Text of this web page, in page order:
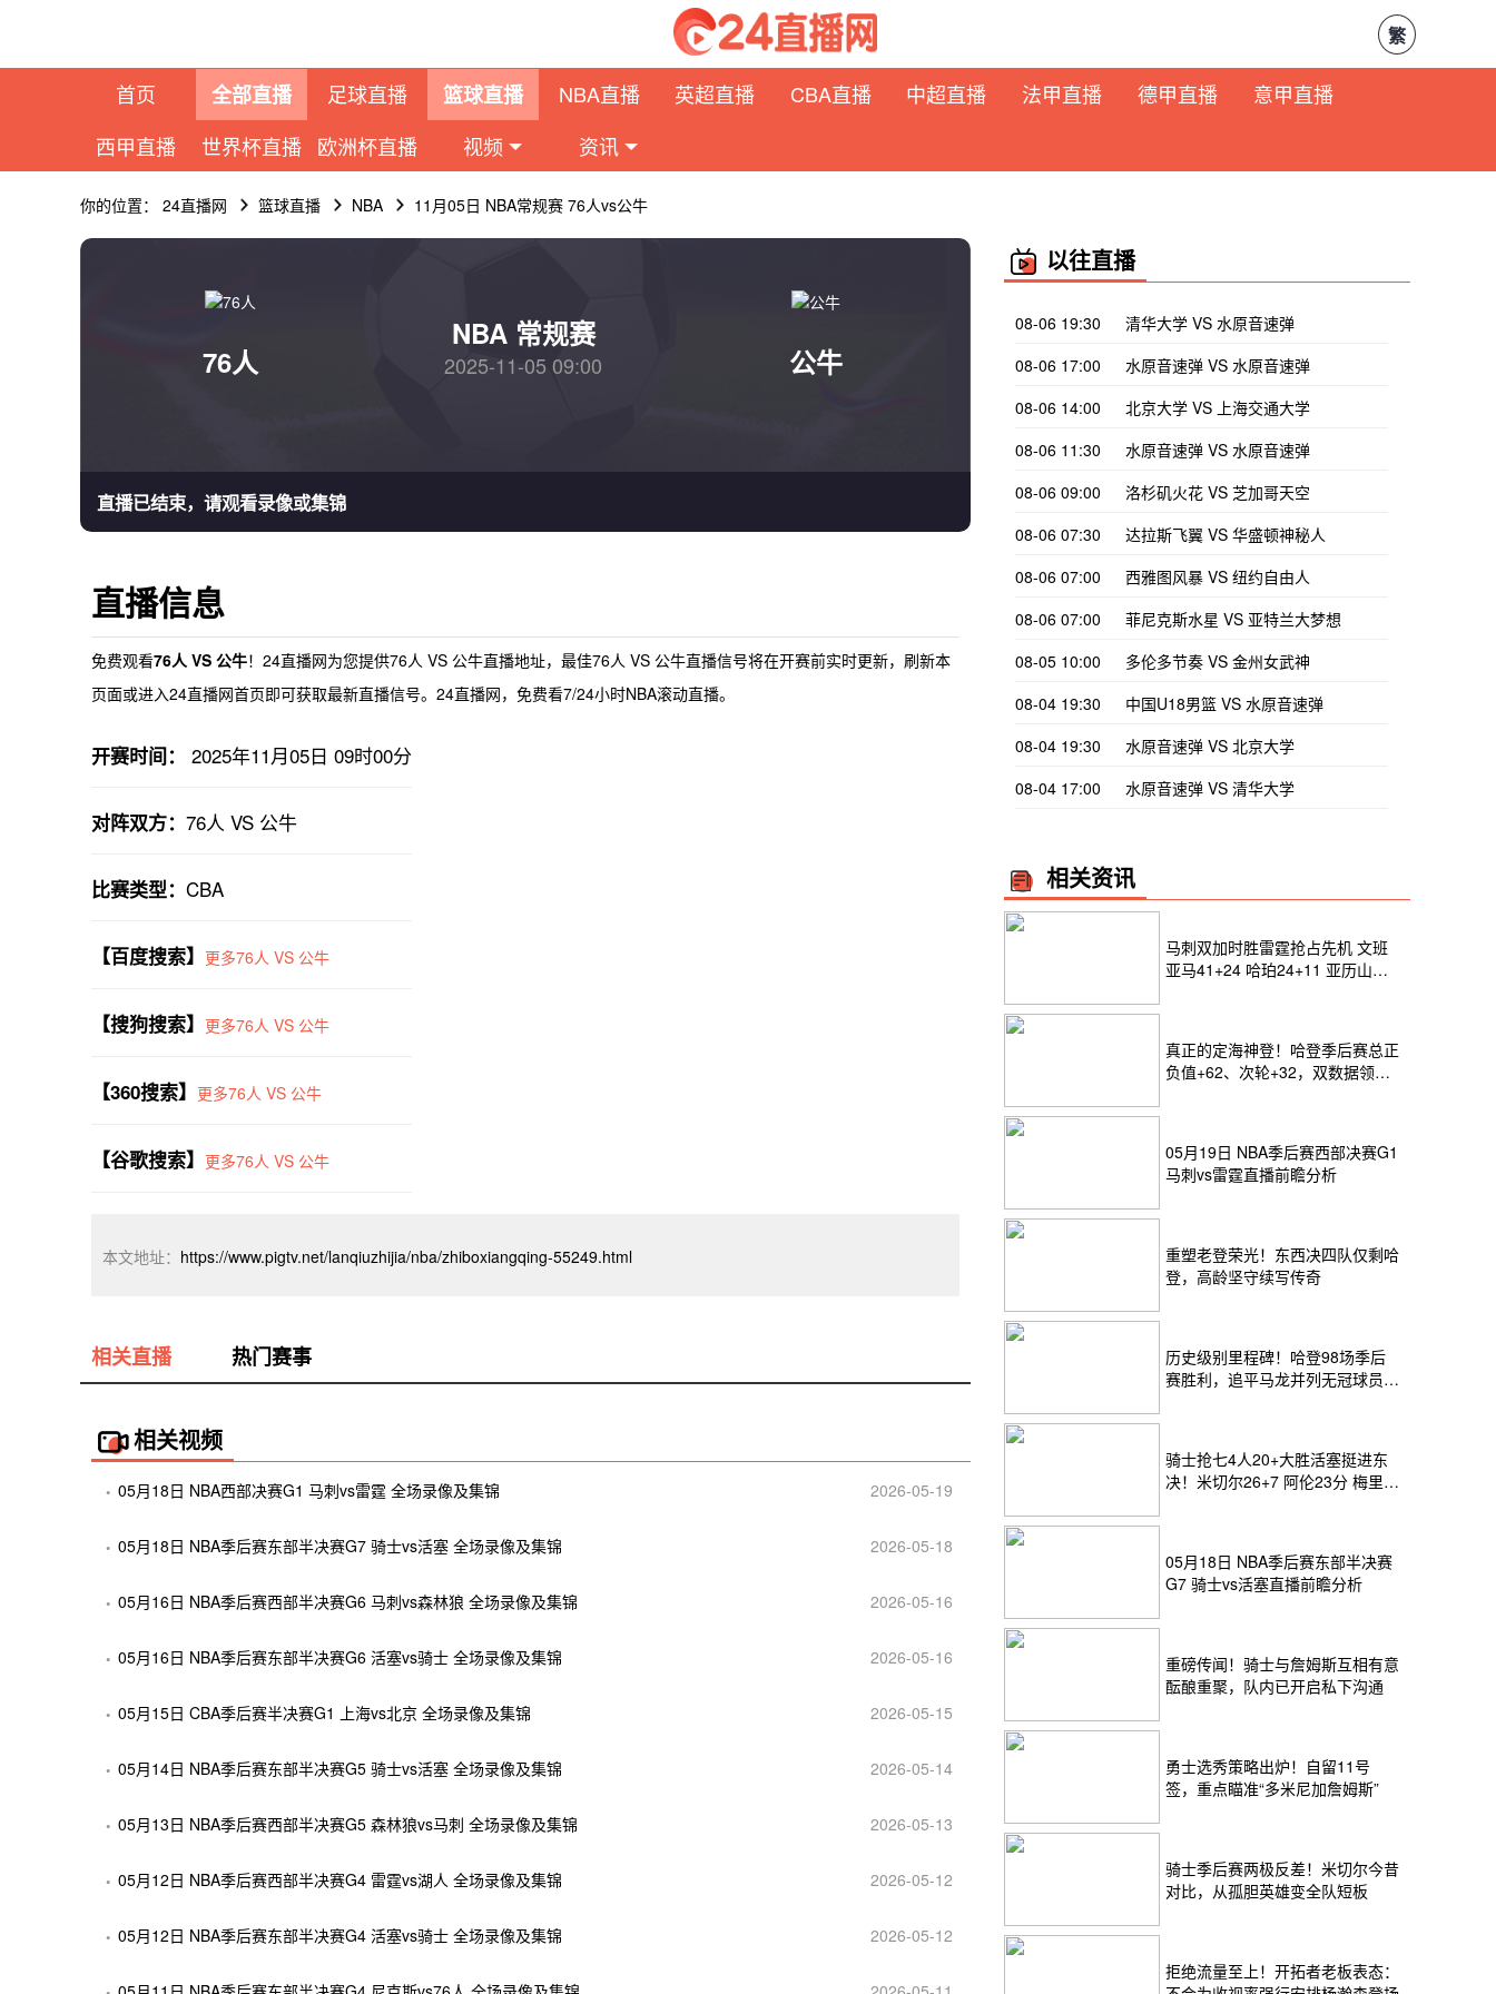
繁
首页 全部直播 足球直播 篮球直播 NBA直播 英超直播 CBA直播 中超直播 法甲直播 德甲直播
意甲直播
西甲直播
世界杯直播 欧洲杯直播 视频 资讯
你的位置： 24直播网 篮球直播 NBA 11月05日 NBA常规赛 76人vs公牛
76人
NBA 常规赛
2025-11-05 09:00 公牛
直播已结束，请观看录像或集锦
直播信息
免费观看76人 VS 公牛！24直播网为您提供76人 VS 公牛直播地址，最佳76人 VS 公牛直播信号将在开赛前实时更新，刷新本
页面或进入24直播网首页即可获取最新直播信号。24直播网，免费看7/24小时NBA滚动直播。
开赛时间： 2025年11月05日 09时00分
对阵双方： 76人 VS 公牛
比赛类型： CBA
【百度搜索】 更多76人 VS 公牛
【搜狗搜索】 更多76人 VS 公牛
【360搜索】 更多76人 VS 公牛
【谷歌搜索】 更多76人 VS 公牛
本文地址： https://www.pigtv.net/lanqiuzhijia/nba/zhiboxiangqing-55249.html
相关直播 热门赛事
相关视频
05月18日 NBA西部决赛G1 马刺vs雷霆 全场录像及集锦 2026-05-19
05月18日 NBA季后赛东部半决赛G7 骑士vs活塞 全场录像及集锦 2026-05-18
05月16日 NBA季后赛西部半决赛G6 马刺vs森林狼 全场录像及集锦 2026-05-16
05月16日 NBA季后赛东部半决赛G6 活塞vs骑士 全场录像及集锦 2026-05-16
05月15日 CBA季后赛半决赛G1 上海vs北京 全场录像及集锦 2026-05-15
05月14日 NBA季后赛东部半决赛G5 骑士vs活塞 全场录像及集锦 2026-05-14
05月13日 NBA季后赛西部半决赛G5 森林狼vs马刺 全场录像及集锦 2026-05-13
05月12日 NBA季后赛西部半决赛G4 雷霆vs湖人 全场录像及集锦 2026-05-12
05月12日 NBA季后赛东部半决赛G4 活塞vs骑士 全场录像及集锦 2026-05-12
以往直播
08-06 19:30
清华大学 VS 水原音速弹
08-06 17:00
水原音速弹 VS 水原音速弹
08-06 14:00
北京大学 VS 上海交通大学
08-06 11:30
水原音速弹 VS 水原音速弹
08-06 09:00
洛杉矶火花 VS 芝加哥天空
08-06 07:30
达拉斯飞翼 VS 华盛顿神秘人
08-06 07:00
西雅图风暴 VS 纽约自由人
08-06 07:00
菲尼克斯水星 VS 亚特兰大梦想
08-05 10:00
多伦多节奏 VS 金州女武神
08-04 19:30
中国U18男篮 VS 水原音速弹
08-04 19:30
水原音速弹 VS 北京大学
08-04 17:00
水原音速弹 VS 清华大学
相关资讯
马刺双加时胜雷霆抢占先机 文班
亚马41+24 哈珀24+11 亚历山大
真正的定海神登！哈登季后赛总正
负值+62、次轮+32，双数据领跑
05月19日 NBA季后赛西部决赛G1
马刺vs雷霆直播前瞻分析
重塑老登荣光！东西决四队仅剩哈
登，高龄坚守续写传奇
历史级别里程碑！哈登98场季后
赛胜利，追平马龙并列无冠球员历
骑士抢七4人20+大胜活塞挺进东
决！米切尔26+7 阿伦23分 梅里尔
05月18日 NBA季后赛东部半决赛
G7 骑士vs活塞直播前瞻分析
重磅传闻！骑士与詹姆斯互相有意
酝酿重聚，队内已开启私下沟通
勇士选秀策略出炉！自留11号
签，重点瞄准“多米尼加詹姆斯”
骑士季后赛两极反差！米切尔今昔
对比，从孤胆英雄变全队短板
拒绝流量至上！开拓者老板表态：